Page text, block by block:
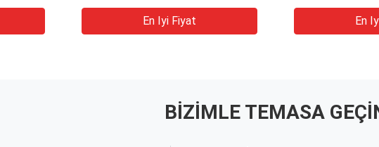
En Iyi Fiyat En
BIZIMLE TEMASA